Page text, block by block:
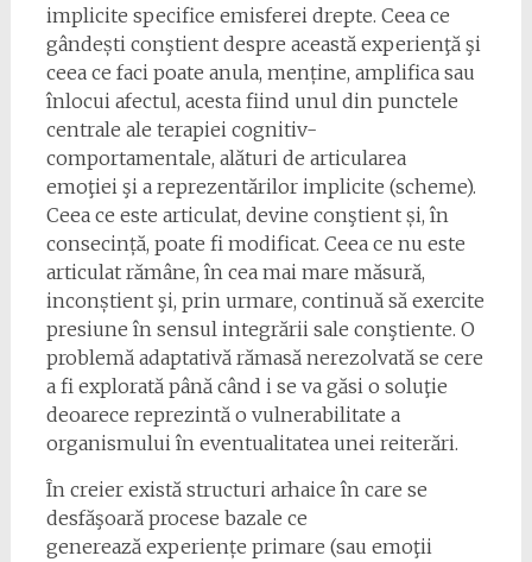
implicite specifice emisferei drepte. Ceea ce
gândești conştient despre această experienţă şi
ceea ce faci poate anula, menține, amplifica sau
înlocui afectul, acesta fiind unul din punctele
centrale ale terapiei cognitiv-
comportamentale, alături de articularea
emoţiei şi a reprezentărilor implicite (scheme).
Ceea ce este articulat, devine conştient și, în
consecință, poate fi modificat. Ceea ce nu este
articulat rămâne, în cea mai mare măsură,
inconștient şi, prin urmare, continuă să exercite
presiune în sensul integrării sale conştiente. O
problemă adaptativă rămasă nerezolvată se cere
a fi explorată până când i se va găsi o soluţie
deoarece reprezintă o vulnerabilitate a
organismului în eventualitatea unei reiterări.
În creier există structuri arhaice în care se
desfăşoară procese bazale ce
generează experiențe primare (sau emoţii